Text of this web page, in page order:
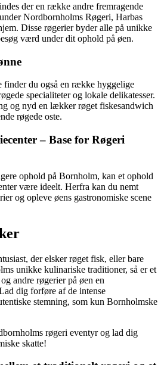
der en række andre fremragende
Nordbornholms Røgeri, Harbas
Disse røgerier byder alle på unikke
værd under dit ophold på øen.
du også en række hyggelige
specialiteter og lokale delikatesser.
og nyd en lækker røget fiskesandwich
røgede oste.
– Base for Røgeri
ophold på Bornholm, kan et ophold
være ideelt. Herfra kan du nemt
og opleve øens gastronomiske scene
der elsker røget fisk, eller bare
unikke kulinariske traditioner, så er et
andre røgerier på øen en
dig forføre af de intense
stemning, som kun Bornholmske
røgeri eventyr og lad dig
skatte!